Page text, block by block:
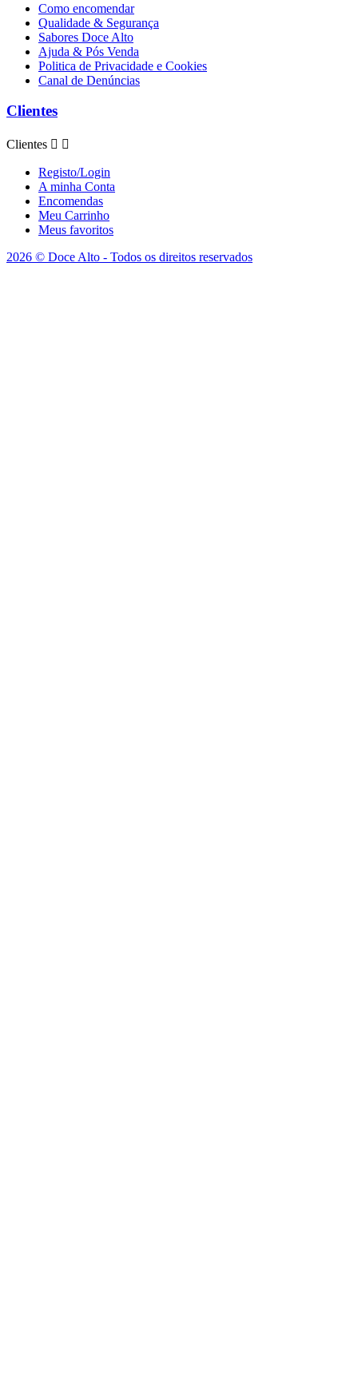
Como encomendar
Qualidade & Segurança
Sabores Doce Alto
Ajuda & Pós Venda
Politica de Privacidade e Cookies
Canal de Denúncias
Clientes
Clientes  
Registo/Login
A minha Conta
Encomendas
Meu Carrinho
Meus favoritos
2026 © Doce Alto - Todos os direitos reservados